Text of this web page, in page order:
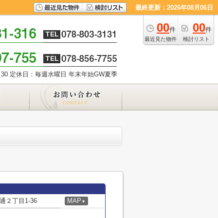
最終更新：2026年08月06日
00件
最近見た物件
00件
検討リスト
定休日：毎週水曜日 年末年始GW夏季
２丁目1-36 MAP ▼